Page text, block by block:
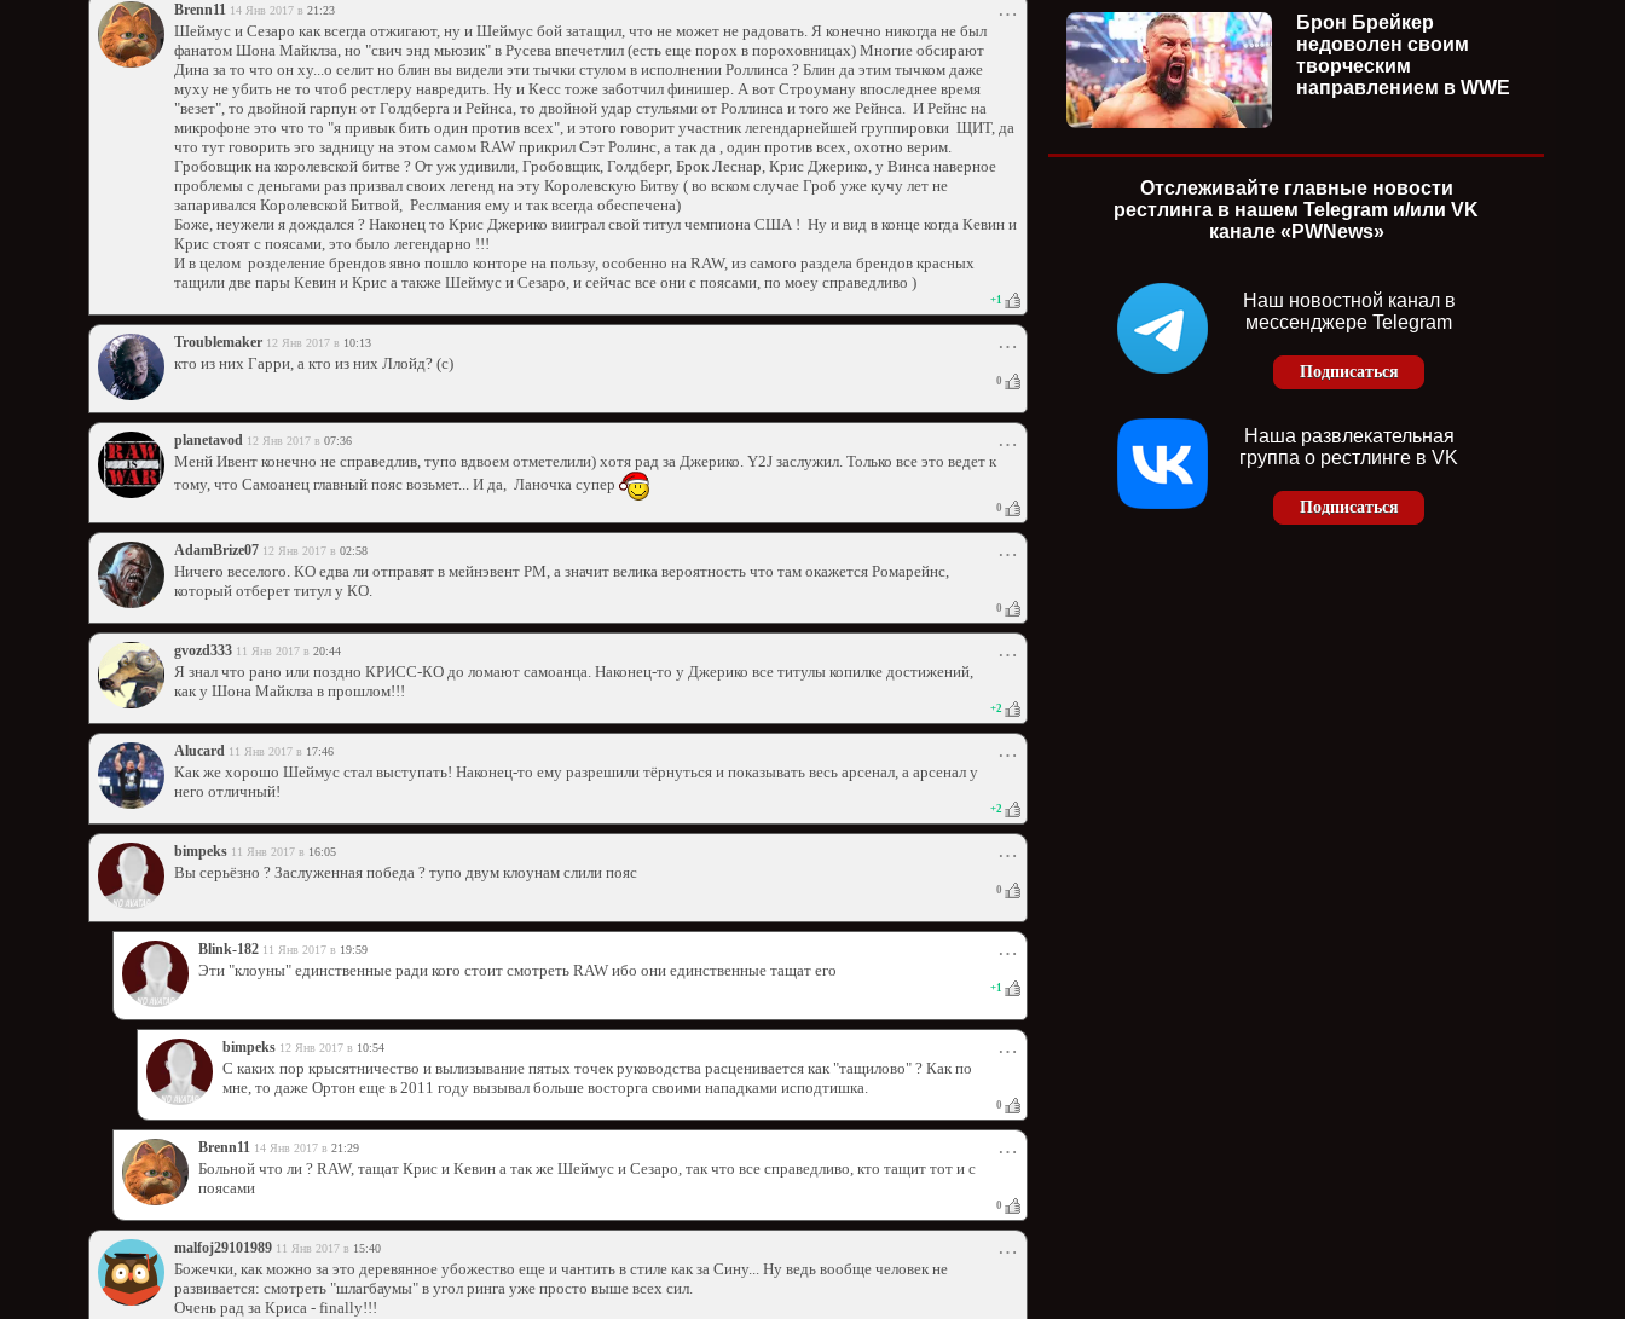
Brenn11 14 Янв 2017 в 21:23 ⋯
Шеймус и Сезаро как всегда отжигают, ну и Шеймус бой затащил, что не может не радовать. Я конечно никогда не был
фанатом Шона Майклза, но "свич энд мьюзик" в Русева впечетлил (есть еще порох в пороховницах) Многие обсирают
Дина за то что он ху...о селит но блин вы видели эти тычки стулом в исполнении Роллинса ? Блин да этим тычком даже
муху не убить не то чтоб рестлеру навредить. Ну и Кесс тоже заботчил финишер. А вот Строуману впоследнее время
"везет", то двойной гарпун от Голдберга и Рейнса, то двойной удар стульями от Роллинса и того же Рейнса. И Рейнс на
микрофоне это что то "я привык бить один против всех", и этого говорит участник легендарнейшей группировки ЩИТ, да
что тут говорить эго задницу на этом самом RAW прикрил Сэт Ролинс, а так да , один против всех, охотно верим.
Гробовщик на королевской битве ? От уж удивили, Гробовщик, Голдберг, Брок Леснар, Крис Джерико, у Винса наверное
проблемы с деньгами раз призвал своих легенд на эту Королевскую Битву ( во вском случае Гроб уже кучу лет не
запаривался Королевской Битвой, Реслмания ему и так всегда обеспечена)
Боже, неужели я дождался ? Наконец то Крис Джерико вииграл свой титул чемпиона США ! Ну и вид в конце когда Кевин и
Крис стоят с поясами, это было легендарно !!!
И в целом розделение брендов явно пошло конторе на пользу, особенно на RAW, из самого раздела брендов красных
тащили две пары Кевин и Крис а также Шеймус и Сезаро, и сейчас все они с поясами, по моеу справедливо )
+1
Troublemaker 12 Янв 2017 в 10:13 ⋯
кто из них Гарри, а кто из них Ллойд? (с)
0
planetavod 12 Янв 2017 в 07:36 ⋯
Менй Ивент конечно не справедлив, тупо вдвоем отметелили) хотя рад за Джерико. Y2J заслужил. Только все это ведет к
тому, что Самоанец главный пояс возьмет... И да, Ланочка супер
0
AdamBrize07 12 Янв 2017 в 02:58 ⋯
Ничего веселого. КО едва ли отправят в мейнэвент РМ, а значит велика вероятность что там окажется Ромарейнс,
который отберет титул у КО.
0
gvozd333 11 Янв 2017 в 20:44 ⋯
Я знал что рано или поздно КРИСС-КО до ломают самоанца. Наконец-то у Джерико все титулы копилке достижений,
как у Шона Майклза в прошлом!!!
+2
Alucard 11 Янв 2017 в 17:46 ⋯
Как же хорошо Шеймус стал выступать! Наконец-то ему разрешили тёрнуться и показывать весь арсенал, а арсенал у
него отличный!
+2
bimpeks 11 Янв 2017 в 16:05 ⋯
Вы серьёзно ? Заслуженная победа ? тупо двум клоунам слили пояс
0
Blink-182 11 Янв 2017 в 19:59 ⋯
Эти "клоуны" единственные ради кого стоит смотреть RAW ибо они единственные тащат его
+1
bimpeks 12 Янв 2017 в 10:54 ⋯
С каких пор крысятничество и вылизывание пятых точек руководства расценивается как "тащилово" ? Как по
мне, то даже Ортон еще в 2011 году вызывал больше восторга своими нападками исподтишка.
0
Brenn11 14 Янв 2017 в 21:29 ⋯
Больной что ли ? RAW, тащат Крис и Кевин а так же Шеймус и Сезаро, так что все справедливо, кто тащит тот и с
поясами
0
malfoj29101989 11 Янв 2017 в 15:40 ⋯
Божечки, как можно за это деревянное убожество еще и чантить в стиле как за Сину... Ну ведь вообще человек не
развивается: смотреть "шлагбаумы" в угол ринга уже просто выше всех сил.
Очень рад за Криса - finally!!!
Брон Брейкер
недоволен своим
творческим
направлением в WWE
Отслеживайте главные новости
рестлинга в нашем Telegram и/или VK
канале «PWNews»
Наш новостной канал в
мессенджере Telegram
Подписаться
Наша развлекательная
группа о рестлинге в VK
Подписаться